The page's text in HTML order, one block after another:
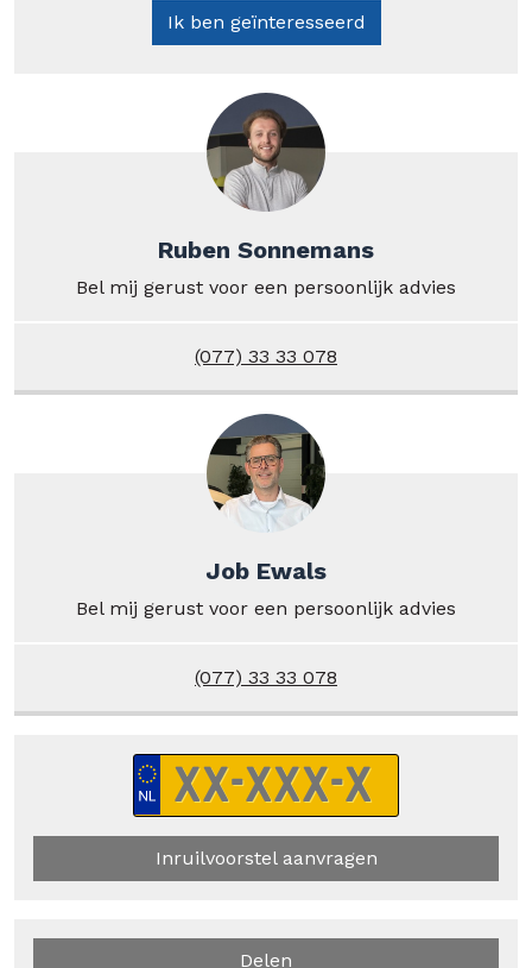
Ik ben geïnteresseerd
Ruben Sonnemans
Bel mij gerust voor een persoonlijk advies
(077) 33 33 078
Job Ewals
Bel mij gerust voor een persoonlijk advies
(077) 33 33 078
Inruilvoorstel aanvragen
Delen